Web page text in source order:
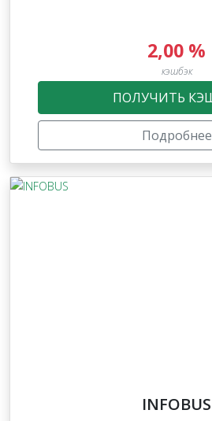
2,00 %
кэшбэк
ПОЛУЧИТЬ
Подробнее
INFOBUS